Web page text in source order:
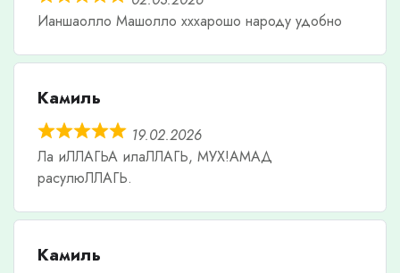
Ианшаолло Машолло хххарошо народу удобно
Камиль
19.02.2026
Ла иЛЛАГЬА илаЛЛАГЬ, МУХ!АМАД
расулюЛЛАГЬ.
Камиль